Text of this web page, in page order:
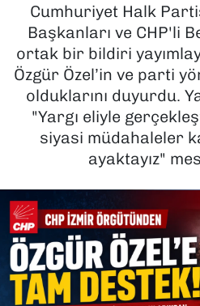
Cumhuriyet Halk
Başkanları ve CHP'li
ortak bir bildiri
Özgür Özel’in ve parti
olduklarını duyurdu.
"Yargı eliyle
siyasi müdahaleler
ayaktayız"
MAGAZİN
POLİTİKA
SAĞLIK
SPOR
YAŞAM
YEREL YÖNETİMLER
Haber Arşivi